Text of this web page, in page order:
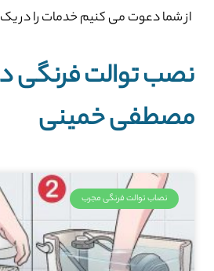
از شما دعوت می کنیم خدمات را در یک
نصب توالت فرنگی
مصطفی خمینی
نصاب توالت فرنگی مجرب